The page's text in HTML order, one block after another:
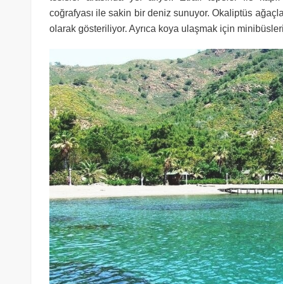
coğrafyası ile sakin bir deniz sunuyor. Okaliptüs
olarak gösteriliyor. Ayrıca koya ulaşmak için